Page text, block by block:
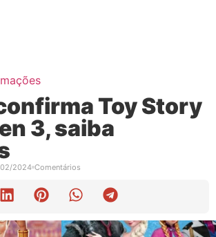
Toy Story
3, saiba
2024 Comentários